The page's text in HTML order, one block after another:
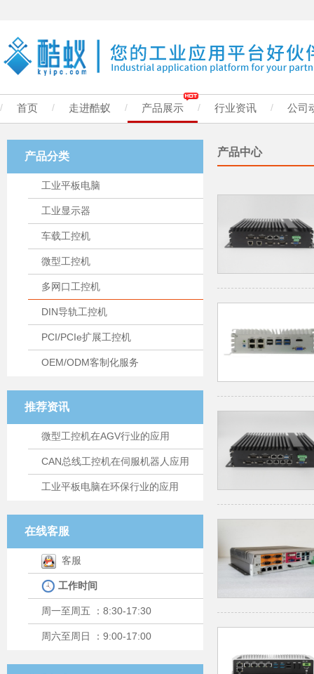
/ 首页 / 走进酷蚁 / 产品展示 / 行业资讯 / 公司
产品分类
工业平板电脑
工业显示器
车载工控机
微型工控机
多网口工控机
DIN导轨工控机
PCI/PCIe扩展工控机
OEM/ODM客制化服务
推荐资讯
微型工控机在AGV行业的应用
CAN总线工控机在伺服机器人应用
工业平板电脑在环保行业的应用
在线客服
客服
工作时间
周一至周五 ：8:30-17:30
周六至周日 ：9:00-17:00
产品中心